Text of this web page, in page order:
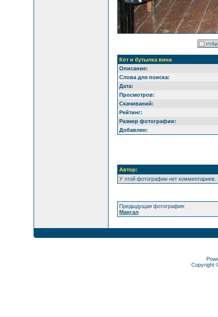
Кот и бутылка вина
Описание:
Слова для поиска:
Дата:
Просмотров:
Скачиваний:
Рейтинг:
Размер фотографии:
Добавлен:
Автор:
У этой фотографии нет комментариев.
Предыдущая фотография:
Мангал
Copyright